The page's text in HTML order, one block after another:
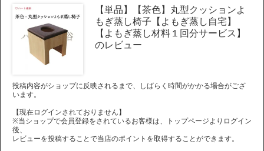
【単品】【茶色】丸型クッションよ
もぎ蒸し椅子【よもぎ蒸し自宅】
【よもぎ蒸し材料１回分サービス】
のレビュー
投稿内容がショップに反映されるまで、しばらく時間がかかる場合がござ
います。
【現在ログインされておりません】
※当ショップで会員登録をされているお客様は、トップページよりログイン
後、
レビューを投稿することで当店のポイントを取得することができます。